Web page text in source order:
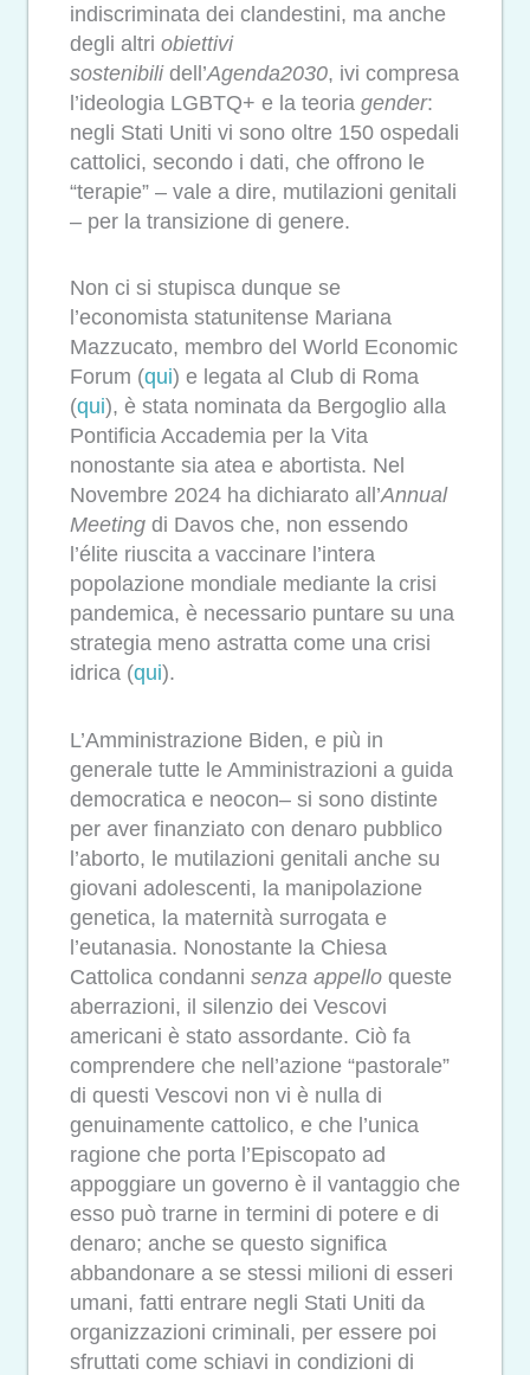
indiscriminata dei clandestini, ma anche
degli altri obiettivi
sostenibili dell’Agenda2030, ivi compresa
l’ideologia LGBTQ+ e la teoria gender:
negli Stati Uniti vi sono oltre 150 ospedali
cattolici, secondo i dati, che offrono le
“terapie” – vale a dire, mutilazioni genitali
– per la transizione di genere.
Non ci si stupisca dunque se
l’economista statunitense Mariana
Mazzucato, membro del World Economic
Forum (qui) e legata al Club di Roma
(qui), è stata nominata da Bergoglio alla
Pontificia Accademia per la Vita
nonostante sia atea e abortista. Nel
Novembre 2024 ha dichiarato all’Annual
Meeting di Davos che, non essendo
l’élite riuscita a vaccinare l’intera
popolazione mondiale mediante la crisi
pandemica, è necessario puntare su una
strategia meno astratta come una crisi
idrica (qui).
L’Amministrazione Biden, e più in
generale tutte le Amministrazioni a guida
democratica e neocon– si sono distinte
per aver finanziato con denaro pubblico
l’aborto, le mutilazioni genitali anche su
giovani adolescenti, la manipolazione
genetica, la maternità surrogata e
l’eutanasia. Nonostante la Chiesa
Cattolica condanni senza appello queste
aberrazioni, il silenzio dei Vescovi
americani è stato assordante. Ciò fa
comprendere che nell’azione “pastorale”
di questi Vescovi non vi è nulla di
genuinamente cattolico, e che l’unica
ragione che porta l’Episcopato ad
appoggiare un governo è il vantaggio che
esso può trarne in termini di potere e di
denaro; anche se questo significa
abbandonare a se stessi milioni di esseri
umani, fatti entrare negli Stati Uniti da
organizzazioni criminali, per essere poi
sfruttati come schiavi in condizioni di